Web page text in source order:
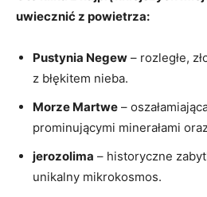
uwiecznić z powietrza:
Pustynia Negew – rozległe,
z błękitem nieba.
Morze Martwe –
prominującymi minerałami
jerozolima – historyczne
unikalny mikrokosmos.